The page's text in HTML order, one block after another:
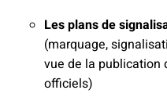
Les plans de
(marquage,
vue de la publication
officiels)